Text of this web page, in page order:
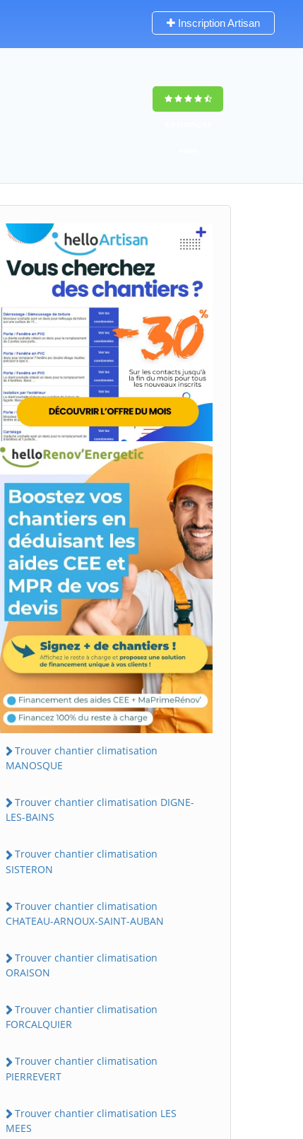
Inscription Artisan
Trouver chantier climatisation
MANOSQUE
Trouver chantier climatisation DIGNE-
LES-BAINS
Trouver chantier climatisation
SISTERON
Trouver chantier climatisation
CHATEAU-ARNOUX-SAINT-AUBAN
Trouver chantier climatisation
ORAISON
Trouver chantier climatisation
FORCALQUIER
Trouver chantier climatisation
PIERREVERT
Trouver chantier climatisation LES
MEES